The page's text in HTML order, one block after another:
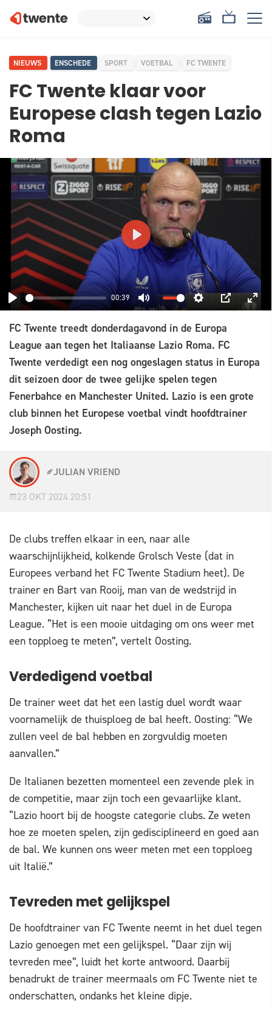
NIEUWS ENSCHEDE SPORT VOETBAL FC TWENTE
FC Twente klaar voor
Europese clash tegen Lazio
Roma
PLAY 00:39 MUTE
SETTINGS
PIP
PLAY
FC Twente treedt donderdagavond in de Europa
League aan tegen het Italiaanse Lazio Roma. FC
Twente verdedigt een nog ongeslagen status in Europa
dit seizoen door de twee gelijke spelen tegen
Fenerbahce en Manchester United. Lazio is een grote
club binnen het Europese voetbal vindt hoofdtrainer
Joseph Oosting.
JULIAN VRIEND
23 OKT 2024 20:51
De clubs treffen elkaar in een, naar alle
waarschijnlijkheid, kolkende Grolsch Veste (dat in
Europees verband het FC Twente Stadium heet). De
trainer en Bart van Rooij, man van de wedstrijd in
Manchester, kijken uit naar het duel in de Europa
League. “Het is een mooie uitdaging om ons weer met
een topploeg te meten”, vertelt Oosting.
Verdedigend voetbal
De trainer weet dat het een lastig duel wordt waar
voornamelijk de thuisploeg de bal heeft. Oosting: “We
zullen veel de bal hebben en zorgvuldig moeten
aanvallen.”
De Italianen bezetten momenteel een zevende plek in
de competitie, maar zijn toch een gevaarlijke klant.
“Lazio hoort bij de hoogste categorie clubs. Ze weten
hoe ze moeten spelen, zijn gedisciplineerd en goed aan
de bal. We kunnen ons weer meten met een topploeg
uit Italië.”
Tevreden met gelijkspel
De hoofdtrainer van FC Twente neemt in het duel tegen
Lazio genoegen met een gelijkspel. “Daar zijn wij
tevreden mee”, luidt het korte antwoord. Daarbij
benadrukt de trainer meermaals om FC Twente niet te
onderschatten, ondanks het kleine dipje.